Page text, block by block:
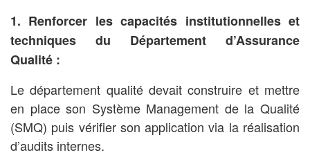
1. Renforcer les capacités institutionnelles et
techniques du Département d’Assurance
Qualité :
Le département qualité devait construire et mettre
en place son Système Management de la Qualité
(SMQ) puis vérifier son application via la réalisation
d’audits internes.